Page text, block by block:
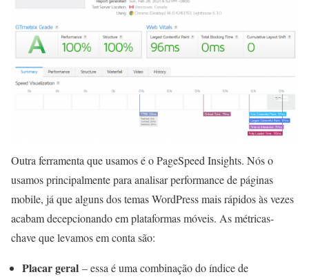
Outra ferramenta que usamos é o PageSpeed Insights. Nós o
usamos principalmente para analisar performance de páginas
mobile, já que alguns dos temas WordPress mais rápidos às vezes
acabam decepcionando em plataformas móveis. As métricas-
chave que levamos em conta são:
Placar geral – essa é uma combinação do índice de